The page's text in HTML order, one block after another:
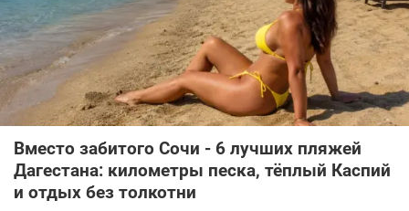
Вместо забитого Сочи - 6 лучших пляжей
Дагестана: километры песка, тёплый Каспий
и отдых без толкотни